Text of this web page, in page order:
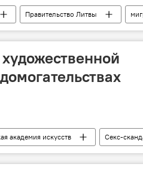
Правительство Литвы
политика
академия искусств Секс-